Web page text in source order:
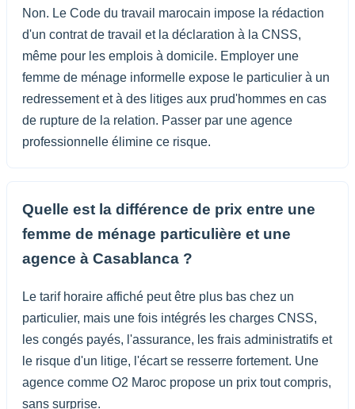
Non. Le Code du travail marocain impose la rédaction
d'un contrat de travail et la déclaration à la CNSS,
même pour les emplois à domicile. Employer une
femme de ménage informelle expose le particulier à un
redressement et à des litiges aux prud'hommes en cas
de rupture de la relation. Passer par une agence
professionnelle élimine ce risque.
Quelle est la différence de prix entre une
femme de ménage particulière et une
agence à Casablanca ?
Le tarif horaire affiché peut être plus bas chez un
particulier, mais une fois intégrés les charges CNSS,
les congés payés, l'assurance, les frais administratifs et
le risque d'un litige, l'écart se resserre fortement. Une
agence comme O2 Maroc propose un prix tout compris,
sans surprise.